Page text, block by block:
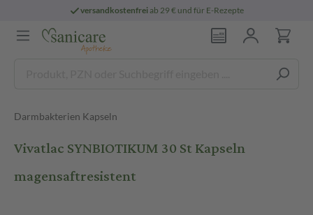
versandkostenfreiab 29 € und für E-Rezepte
Darmbakterien Kapseln
Vivatlac SYNBIOTIKUM 30 St Kapseln
magensaftresistent